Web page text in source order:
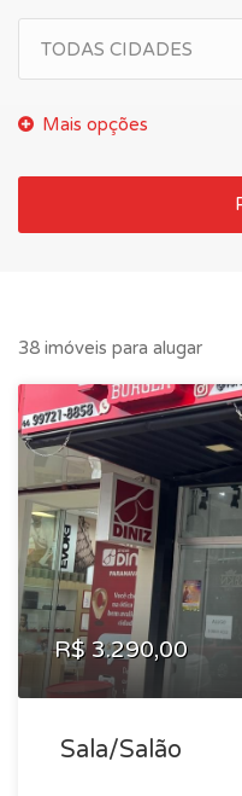
TODAS CIDADES
38 imóveis para alugar
R$ 3.290,00
Sala/Salão